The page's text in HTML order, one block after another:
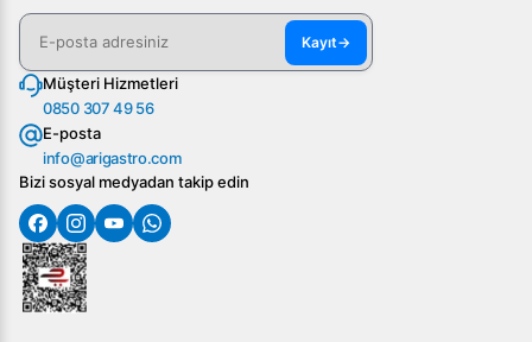
Kayıt→
Müşteri Hizmetleri
0850 307 49 56
E-posta
info@arigastro.com
Bizi sosyal medyadan takip edin